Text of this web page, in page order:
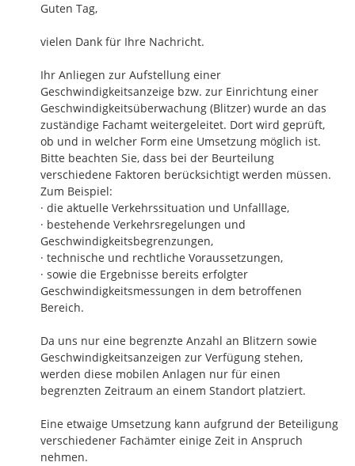
Guten Tag,
vielen Dank für Ihre Nachricht.
Ihr Anliegen zur Aufstellung einer
Geschwindigkeitsanzeige bzw. zur Einrichtung einer
Geschwindigkeitsüberwachung (Blitzer) wurde an das
zuständige Fachamt weitergeleitet. Dort wird geprüft,
ob und in welcher Form eine Umsetzung möglich ist.
Bitte beachten Sie, dass bei der Beurteilung
verschiedene Faktoren berücksichtigt werden müssen.
Zum Beispiel:
· die aktuelle Verkehrssituation und Unfalllage,
· bestehende Verkehrsregelungen und
Geschwindigkeitsbegrenzungen,
· technische und rechtliche Voraussetzungen,
· sowie die Ergebnisse bereits erfolgter
Geschwindigkeitsmessungen in dem betroffenen
Bereich.
Da uns nur eine begrenzte Anzahl an Blitzern sowie
Geschwindigkeitsanzeigen zur Verfügung stehen,
werden diese mobilen Anlagen nur für einen
begrenzten Zeitraum an einem Standort platziert.
Eine etwaige Umsetzung kann aufgrund der Beteiligung
verschiedener Fachämter einige Zeit in Anspruch
nehmen.